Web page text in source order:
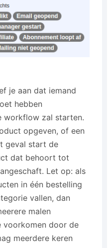
je aan dat iemand
hebben
workflow zal starten.
opgeven, of een
geval start de
dat behoort tot
Let op: als
in één bestelling
vallen, dan
malen
voorkomen door de
meerdere keren